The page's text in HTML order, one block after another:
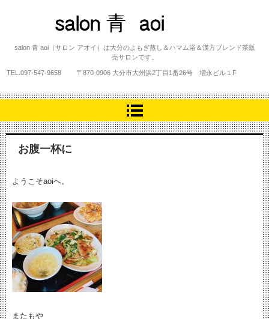
salon 青 aoi
salon 青 aoi（サロン アオイ）は大分のよもぎ蒸し＆ハマム浴＆漢方ブレンド茶販
売サロンです。
TEL. 097-547-9658 〒870-0906 大分市大州浜2丁目1番26号 増永ビル１F
お腹一杯に
ようこそaoiへ。
またもや